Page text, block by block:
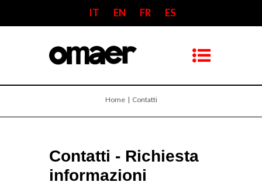
IT EN FR ES
Home| Contatti
Contatti - Richiesta
informazioni